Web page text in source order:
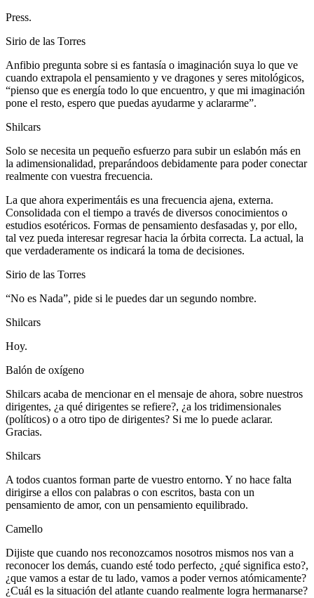
Press.
Sirio de las Torres
Anfibio pregunta sobre si es fantasía o imaginación suya lo que ve
cuando extrapola el pensamiento y ve dragones y seres mitológicos,
“pienso que es energía todo lo que encuentro, y que mi imaginación
pone el resto, espero que puedas ayudarme y aclararme”.
Shilcars
Solo se necesita un pequeño esfuerzo para subir un eslabón más en
la adimensionalidad, preparándoos debidamente para poder conectar
realmente con vuestra frecuencia.
La que ahora experimentáis es una frecuencia ajena, externa.
Consolidada con el tiempo a través de diversos conocimientos o
estudios esotéricos. Formas de pensamiento desfasadas y, por ello,
tal vez pueda interesar regresar hacia la órbita correcta. La actual, la
que verdaderamente os indicará la toma de decisiones.
Sirio de las Torres
“No es Nada”, pide si le puedes dar un segundo nombre.
Shilcars
Hoy.
Balón de oxígeno
Shilcars acaba de mencionar en el mensaje de ahora, sobre nuestros
dirigentes, ¿a qué dirigentes se refiere?, ¿a los tridimensionales
(políticos) o a otro tipo de dirigentes? Si me lo puede aclarar.
Gracias.
Shilcars
A todos cuantos forman parte de vuestro entorno. Y no hace falta
dirigirse a ellos con palabras o con escritos, basta con un
pensamiento de amor, con un pensamiento equilibrado.
Camello
Dijiste que cuando nos reconozcamos nosotros mismos nos van a
reconocer los demás, cuando esté todo perfecto, ¿qué significa esto?,
¿que vamos a estar de tu lado, vamos a poder vernos atómicamente?
¿Cuál es la situación del atlante cuando realmente logra hermanarse?